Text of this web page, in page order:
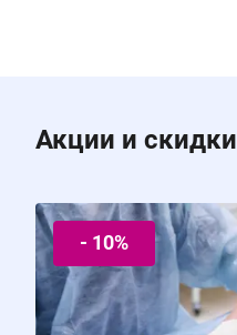
Акции и скидки
- 10%